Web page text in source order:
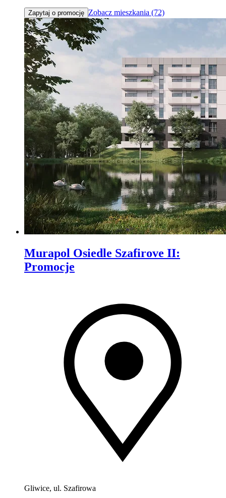
Zapytaj o promocję Zobacz mieszkania (72)
Murapol Osiedle Szafirove II:
Promocje
Gliwice, ul. Szafirowa